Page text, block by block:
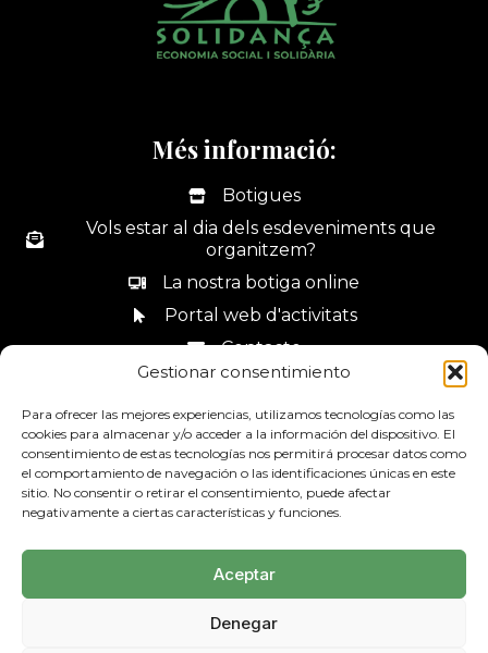
Gestionar consentimiento
Para ofrecer las mejores experiencias, utilizamos tecnologías como las
cookies para almacenar y/o acceder a la información del dispositivo. El
consentimiento de estas tecnologías nos permitirá procesar datos como
el comportamiento de navegación o las identificaciones únicas en este
sitio. No consentir o retirar el consentimiento, puede afectar
negativamente a ciertas características y funciones.
Aceptar
Denegar
Més informació:
Botigues
Vols estar al dia dels esdeveniments que
organitzem?
La nostra botiga online
Portal web d'activitats
Contacte
Canal de denúncies
93 685 44 34